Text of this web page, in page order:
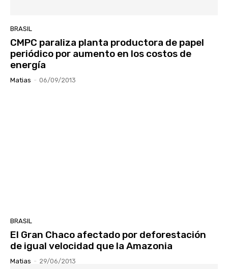
BRASIL
CMPC paraliza planta productora de papel
periódico por aumento en los costos de
energía
Matias - 06/09/2013
BRASIL
El Gran Chaco afectado por deforestación
de igual velocidad que la Amazonia
Matias - 29/06/2013